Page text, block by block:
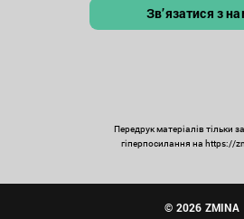
Зв’язатися з
Передрук матеріалів тільки
гіперпосилання на https://
© 2026 ZMINA